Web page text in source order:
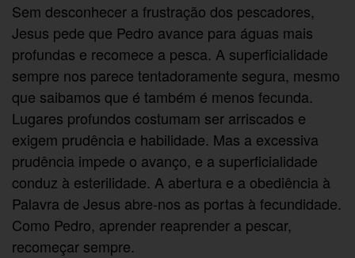
Sem desconhecer a frustração dos pescadores,
Jesus pede que Pedro avance para águas mais
profundas e recomece a pesca. A superficialidade
sempre nos parece tentadoramente segura, mesmo
que saibamos que é também é menos fecunda.
Lugares profundos costumam ser arriscados e
exigem prudência e habilidade. Mas a excessiva
prudência impede o avanço, e a superficialidade
conduz à esterilidade. A abertura e a obediência à
Palavra de Jesus abre-nos as portas à fecundidade.
Como Pedro, aprender reaprender a pescar,
recomeçar sempre.